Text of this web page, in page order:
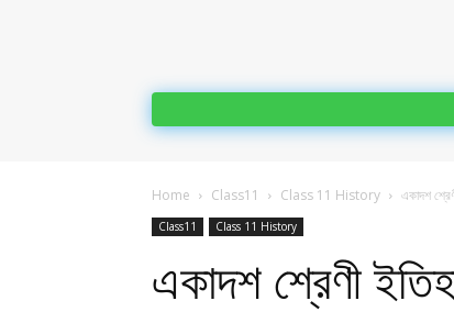
Home Class11 Class 11 History একাদশ
Class11 Class 11 History
একাদশ শ্রেণী